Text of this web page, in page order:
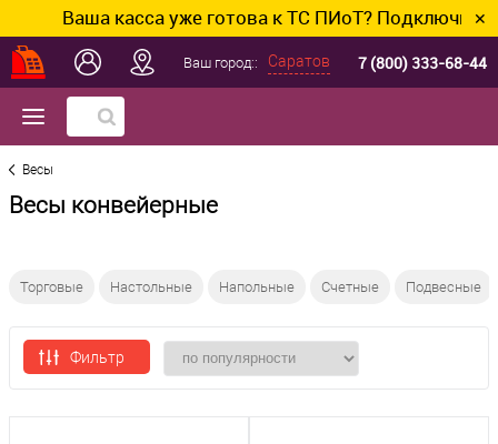
Ваша касса уже готова к ТС ПИоТ? Подключим и✕
Ваш город:: Саратов 7 (800) 333-68-44
Весы
Весы конвейерные
Торговые Настольные Напольные Счетные Подвесные
Фильтр